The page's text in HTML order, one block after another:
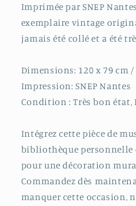
Imprimée par SNEP
exemplaire vintage
jamais été collé et a été
Dimensions: 120 x 79 cm /
Impression: SNEP Nantes
Condition : Très bon état,
Intégrez cette pièce de
bibliothèque personnelle
pour une décoration
Commandez dès
manquer cette occasion,